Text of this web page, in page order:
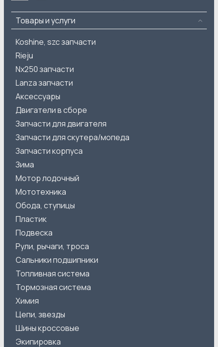
Товары и услуги
Koshine, szc запчасти
Rieju
Nx250 запчасти
Lanza запчасти
Аксессуары
Двигатели в сборе
Запчасти для двигателя
Запчасти для скутера/мопеда
Запчасти корпуса
Зима
Мотор лодочный
Мототехника
Обода, ступицы
Пластик
Подвеска
Рули, рычаги, троса
Сальники подшипники
Топливная система
Тормозная система
Химия
Цепи, звезды
Шины кроссовые
Экипировка